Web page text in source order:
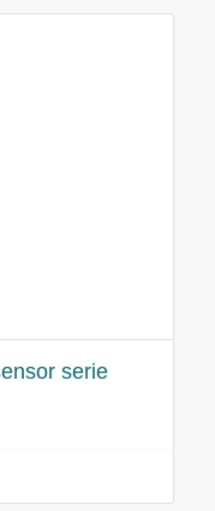
serie